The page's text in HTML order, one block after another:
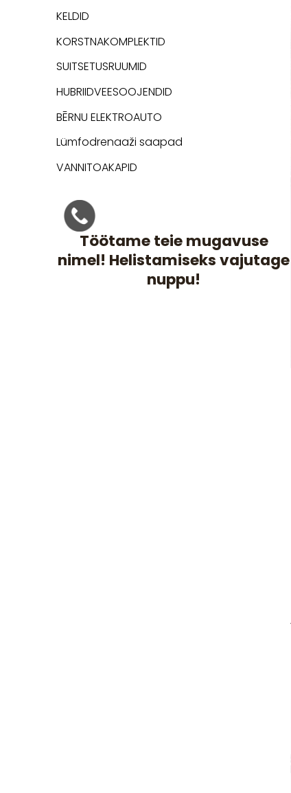
KELDID
KORSTNAKOMPLEKTID
SUITSETUSRUUMID
HUBRIIDVEESOOJENDID
BĒRNU ELEKTROAUTO
Lümfodrenaaži saapad
VANNITOAKAPID
Töötame teie mugavuse
nimel! Helistamiseks vajutage
nuppu!